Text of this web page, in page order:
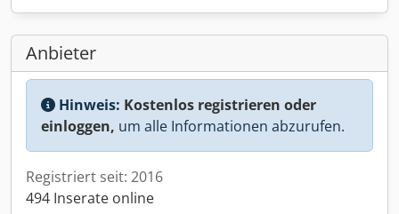
Anbieter
Hinweis: Kostenlos registrieren oder
einloggen, um alle Informationen abzurufen.
Registriert seit: 2016
494 Inserate online